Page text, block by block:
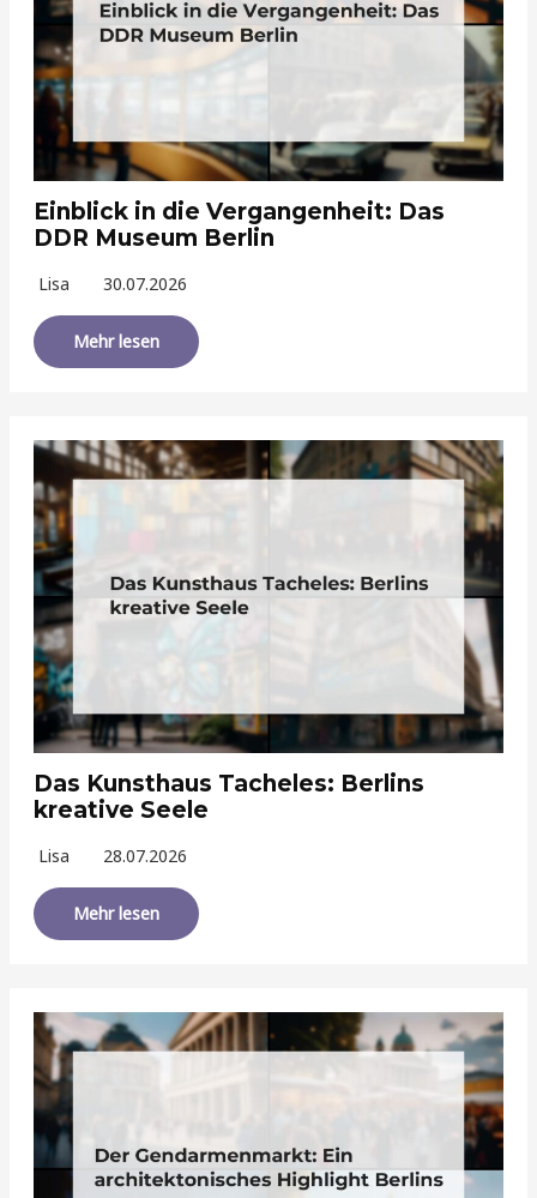
Einblick in die Vergangenheit: Das
DDR Museum Berlin
Lisa 30.07.2026
Mehr lesen
Das Kunsthaus Tacheles: Berlins
kreative Seele
Lisa 28.07.2026
Mehr lesen